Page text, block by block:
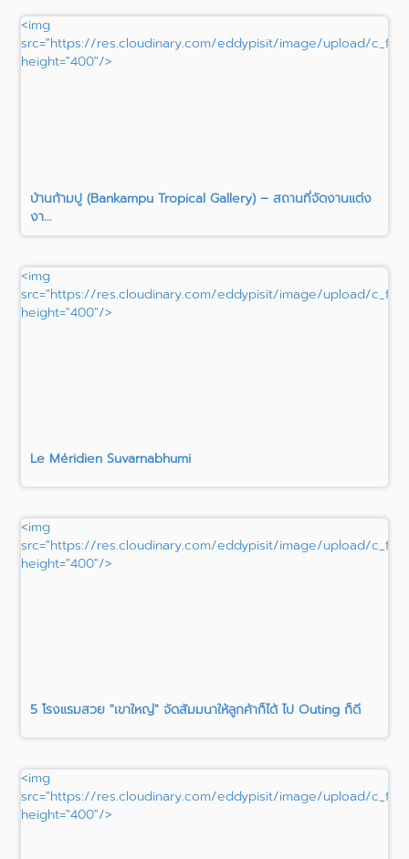
<img
src="https://res.cloudinary.com/eddypisit/image/upload/
height="400"/>
บ้านก้ามปู (Bankampu Tropical Gallery) – สถานที่จัดงานแต่ง
งา...
<img
src="https://res.cloudinary.com/eddypisit/image/upload/
height="400"/>
Le Méridien Suvarnabhumi
<img
src="https://res.cloudinary.com/eddypisit/image/upload/
height="400"/>
5 โรงแรมสวย "เขาใหญ่" จัดสัมมนาให้ลูกค้าก็ได้ ไป Outing ก็ดี
<img
src="https://res.cloudinary.com/eddypisit/image/upload/
height="400"/>